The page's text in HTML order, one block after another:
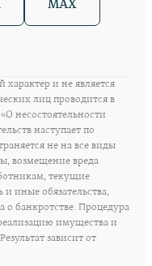
MAX
и не является
лиц проводится в
несостоятельности
наступает по
не на все виды
возмещение вреда
текущие
и иные обязательства,
о банкротстве. Процедура
имущества и
зависит от